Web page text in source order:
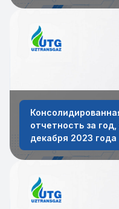
отчетность за
декабря 2023 года